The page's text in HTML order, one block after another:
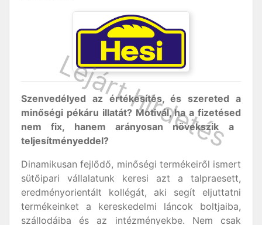
Szenvedélyed az értékesítés, és szereted a
minőségi pékáru illatát? Motivál, ha a fizetésed
nem fix, hanem arányosan növekszik a
teljesítményeddel?
Dinamikusan fejlődő, minőségi termékeiről ismert
sütőipari vállalatunk keresi azt a talpraesett,
eredményorientált kollégát, aki segít eljuttatni
termékeinket a kereskedelmi láncok boltjaiba,
szállodáiba és az intézményekbe. Nem csak